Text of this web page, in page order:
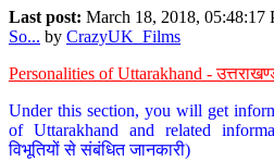
Last post: March 18, 2018, 05:48:17
So... by CrazyUK_Films
Personalities of Uttarakhand -
Under this section, you will get
of Uttarakhand and related
विभूतियों से संबंधित जानकारी)